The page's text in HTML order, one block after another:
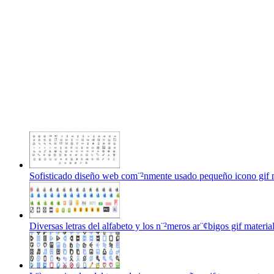
Sofisticado diseño web com¨²nmente usado pequeño icono gif
Diversas letras del alfabeto y los n¨²meros ar¨¢bigos gif material